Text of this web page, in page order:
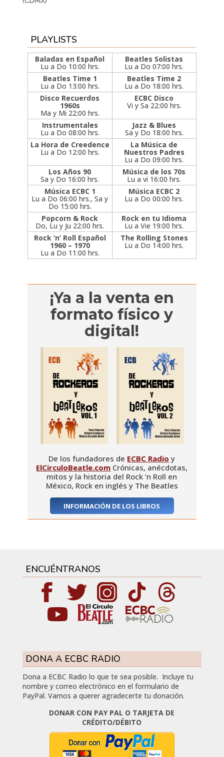
PLAYLISTS
Baladas en Español
Lu a Do 10:00 hrs.
Beatles Solistas
Lu a Do 07:00 hrs.
Beatles Time 1
Lu a Do 13:00 hrs.
Beatles Time 2
Lu a Do 18:00 hrs.
Disco Recuerdos
1960s
Ma y Mi 22:00 hrs.
ECBC Disco
Vi y Sa 22:00 hrs.
Instrumentales
Lu a Do 08:00 hrs.
Jazz & Blues
Sa y Do 18:00 hrs.
La Hora de Creedence
Lu a Do 12:00 hrs.
La Música de
Nuestros Padres
Lu a Do 09:00 hrs.
Los Años 90
Sa y Do 16:00 hrs.
Música de los 70s
Lu a vi 16:00 hrs.
Música ECBC 1
Lu a Do 06:00 hrs., Sa y
Do 15:00 hrs.
Música ECBC 2
Lu a Do 00:00 hrs.
Popcorn & Rock
Do, Lu y Ju 22:00 hrs.
Rock en tu Idioma
Lu a Vie 19:00 hrs.
Rock ‘n’ Roll Español
1960 – 1970
Lu a Do 11:00 hrs.
The Rolling Stones
Lu a Do 14:00 hrs.
¡Ya a la venta en
formato físico y
digital!
De los fundadores de ECBC Radio y
ElCirculoBeatle.com Crónicas, anécdotas,
mitos y la historia del Rock ‘n Roll en
México, Rock en inglés y The Beatles
INFORMACIÓN DE LOS LIBROS
ENCUÉNTRANOS
DONA A ECBC RADIO
Dona a ECBC Radio lo que te sea posible. Incluye tu
nombre y correo electrónico en el formulario de
PayPal. Vamos a querer agradecerte tu donación.
DONAR CON PAY PAL O TARJETA DE
CRÉDITO/DÉBITO